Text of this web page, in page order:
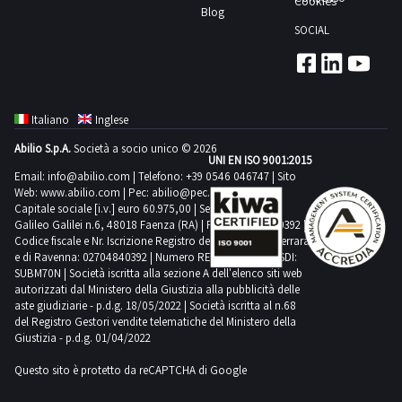
al
comma
e
12
bis
art.
48
del
D.lgs.
159/2011,
possono
2
giorniScarica
il
PDF
della
scheda
tecnica
dalla
sezione
documentazione
per
delle
attività
di
ritiro
dal
giorno
concordato:
3
giorni
un’ispezione
sul
posto.NOTE
PER
RITIRO:-
tempistica
massima
prevista
per
lo
delle
Alcune
quantità
non
corrispondere.
Si
consiglia
un’ispezione
sul
posto.NOTE
PER
RITIRO:-
il
documento
PDF
Lotto
18
dalla
sezione
documentazione
per
visionare
completo
Blog
SOCIAL
Italiano
Inglese
Abilio S.p.A.Società a socio unico © 2026
Email: info@abilio.com | Telefono: +39 0546 046747 | Sito
Web: www.abilio.com | Pec: abilio@pec.illimity.com
Capitale sociale [i.v.] euro 60.975,00 | Sede legale in Via
Galileo Galilei n.6, 48018 Faenza (RA) | P.IVA: 02704840392 |
Codice fiscale e Nr. Iscrizione Registro delle Imprese di Ferrara
e di Ravenna: 02704840392 | Numero REA RA 224830 | SDI:
SUBM70N | Società iscritta alla sezione A dell'elenco siti web
autorizzati dal Ministero della Giustizia alla pubblicità delle
aste giudiziarie - p.d.g. 18/05/2022 | Società iscritta al n.68
del Registro Gestori vendite telematiche del Ministero della
Giustizia - p.d.g. 01/04/2022
Questo sito è protetto da reCAPTCHA di Google
UNI EN ISO 9001:2015